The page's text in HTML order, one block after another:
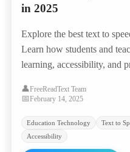
in 2025
Explore the best text to
Learn how students and
learning, accessibility, and
👤FreeReadText Team
📅February 14, 2025
Education Technology Text to
Accessibility